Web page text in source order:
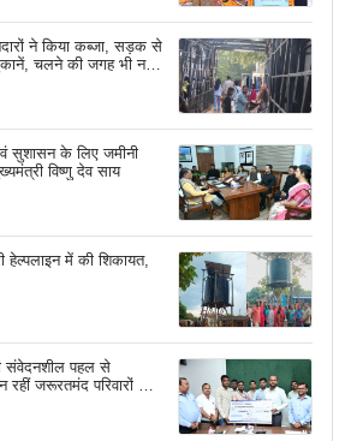
ने किया कब्जा, सड़क से
चलने की जगह भी नहीं
सुशासन के लिए जमीनी
विष्णु देव साय
हेल्पलाइन में की शिकायत,
संवेदनशील पहल से
रहीं जरूरतमंद परिवारों का